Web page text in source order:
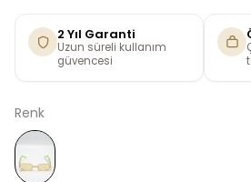
2 Yıl Garanti
Uzun süreli kullanım
güvencesi
Renk